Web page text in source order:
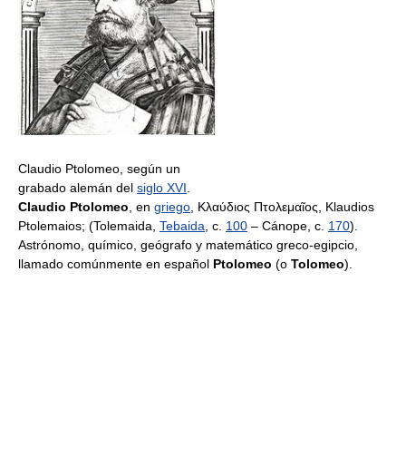
Claudio Ptolomeo, según un
grabado alemán del siglo XVI.
Claudio Ptolomeo, en griego, Κλαύδιος Πτολεμαῖος, Klaudios
Ptolemaios; (Tolemaida, Tebaida, c. 100 – Cánope, c. 170).
Astrónomo, químico, geógrafo y matemático greco-egipcio,
llamado comúnmente en español Ptolomeo (o Tolomeo).